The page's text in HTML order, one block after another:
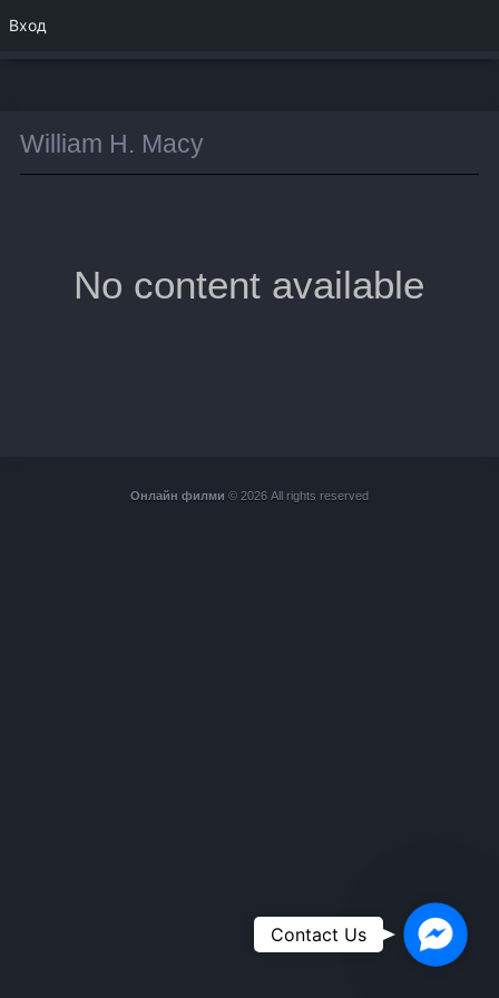
William H. Macy
No content available
Онлайн филми © 2026 All rights reserved
Вход
Contact Us